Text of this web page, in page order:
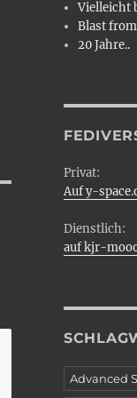
Vielleicht
Blast
20 Jahre..
Privat:
Auf y-
Dienstlich:
auf kjr-
Advanced